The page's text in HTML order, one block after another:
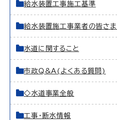
給水装置工事施工基準
給水装置施工事業者の皆さ
水道に関すること
市政Q&A(よくある質問)
◇水道事業全般
工事・断水情報